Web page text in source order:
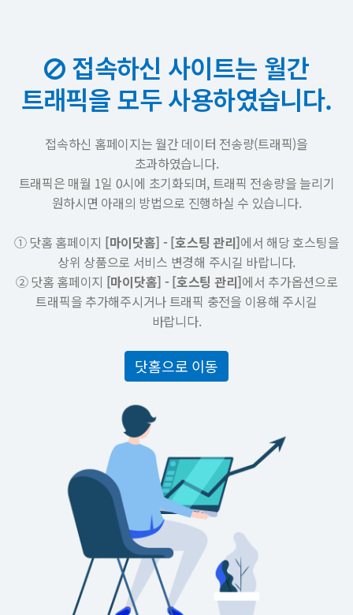
접속하신 사이트는 월간
트래픽을 모두 사용하였습니다.
접속하신 홈페이지는 월간 데이터 전송량(트래픽)을
초과하였습니다.
트래픽은 매월 1일 0시에 초기화되며, 트래픽 전송량을 늘리기
원하시면 아래의 방법으로 진행하실 수 있습니다.
① 닷홈 홈페이지 [마이닷홈] - [호스팅 관리]에서 해당 호스팅을
상위 상품으로 서비스 변경해 주시길 바랍니다.
② 닷홈 홈페이지 [마이닷홈] - [호스팅 관리]에서 추가옵션으로
트래픽을 추가해주시거나 트래픽 충전을 이용해 주시길
바랍니다.
닷홈으로 이동